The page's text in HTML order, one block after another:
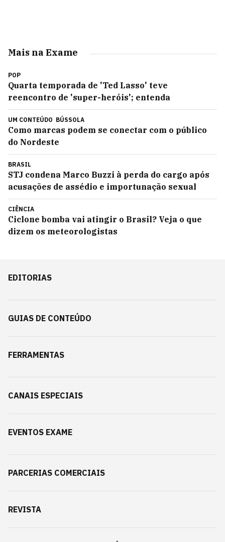
Mais na Exame
POP
Quarta temporada de 'Ted Lasso' teve
reencontro de 'super-heróis'; entenda
UM CONTEÚDO BÚSSOLA
Como marcas podem se conectar com o público
do Nordeste
BRASIL
STJ condena Marco Buzzi à perda do cargo após
acusações de assédio e importunação sexual
CIÊNCIA
Ciclone bomba vai atingir o Brasil? Veja o que
dizem os meteorologistas
EDITORIAS
GUIAS DE CONTEÚDO
FERRAMENTAS
CANAIS ESPECIAIS
EVENTOS EXAME
PARCERIAS COMERCIAIS
REVISTA